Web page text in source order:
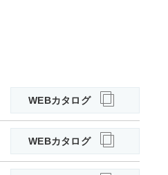
WEBカタログ
WEBカタログ